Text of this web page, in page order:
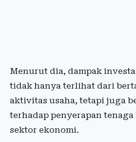
Menurut dia, dampak
tidak hanya terlihat dari
aktivitas usaha, tetapi juga
terhadap penyerapan
sektor ekonomi.